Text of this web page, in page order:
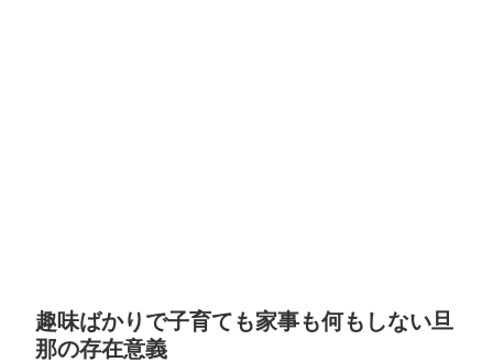
趣味ばかりで子育ても家事も何もしない旦
那の存在意義